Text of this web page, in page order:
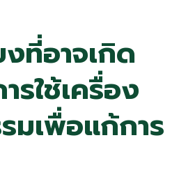
ที่อาจเกิด
รใช้เครื่อง
มเพื่อแก้การ